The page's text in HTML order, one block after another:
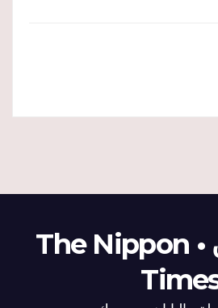
مجلة اليابان • The Nippon